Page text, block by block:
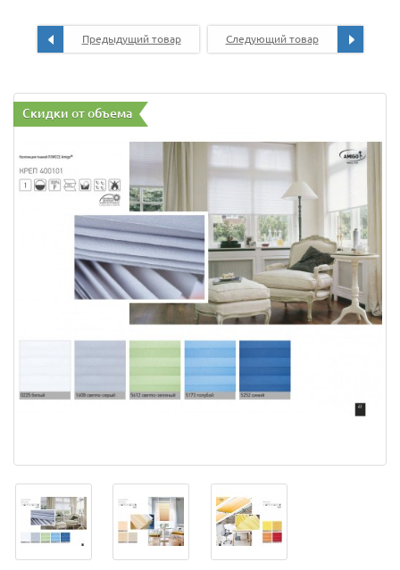
Предыдущий товар Следующий товар
Скидки от объема